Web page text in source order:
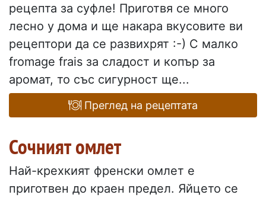
рецепта за суфле! Приготвя се много
лесно у дома и ще накара вкусовите ви
рецептори да се развихрят :-) С малко
fromage frais за сладост и копър за
аромат, то със сигурност ще...
Преглед на рецептата
Сочният омлет
Най-крехкият френски омлет е
приготвен до краен предел. Яйцето се